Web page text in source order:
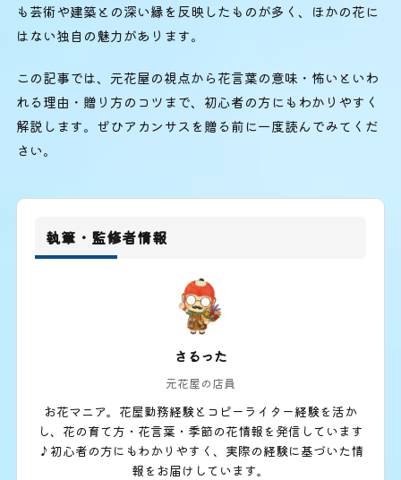
も芸術や建築との深い縁を反映したものが多く、ほかの花に
はない独自の魅力があります。
この記事では、元花屋の視点から花言葉の意味・怖いといわ
れる理由・贈り方のコツまで、初心者の方にもわかりやすく
解説します。ぜひアカンサスを贈る前に一度読んでみてくだ
さい。
執筆・監修者情報
さるった
元花屋の店員
お花マニア。花屋勤務経験とコピーライター経験を活か
し、花の育て方・花言葉・季節の花情報を発信しています
♪初心者の方にもわかりやすく、実際の経験に基づいた情
報をお届けしています。